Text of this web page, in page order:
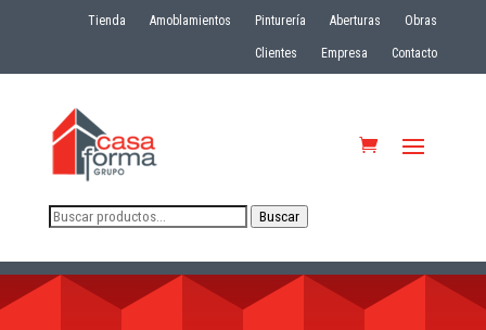
Tienda Amoblamientos Pinturería Aberturas Obras
Clientes Empresa Contacto
Buscar
Buscar